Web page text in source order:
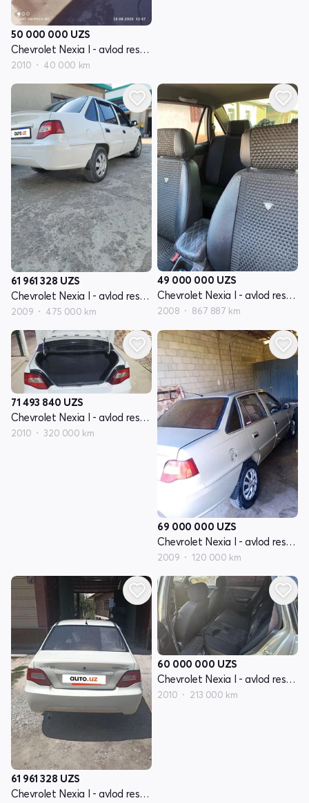
50 000 000 UZS
Chevrolet Nexia I - avlod restayling
2010 40 000 km
61 961 328 UZS
Chevrolet Nexia I - avlod restayling
2009 475 000 km
49 000 000 UZS
Chevrolet Nexia I - avlod restayling
2008 867 887 km
71 493 840 UZS
Chevrolet Nexia I - avlod restayling
2010 320 000 km
69 000 000 UZS
Chevrolet Nexia I - avlod restayling
2009 120 000 km
61 961 328 UZS
Chevrolet Nexia I - avlod restayling
60 000 000 UZS
Chevrolet Nexia I - avlod restayling
2010 213 000 km